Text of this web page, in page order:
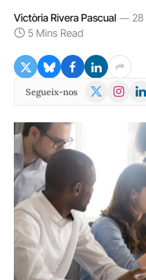
Victòria Rivera Pascual
28
5 Mins Read
Segueix-nos
X